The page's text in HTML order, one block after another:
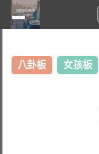
八卦板 女孩板